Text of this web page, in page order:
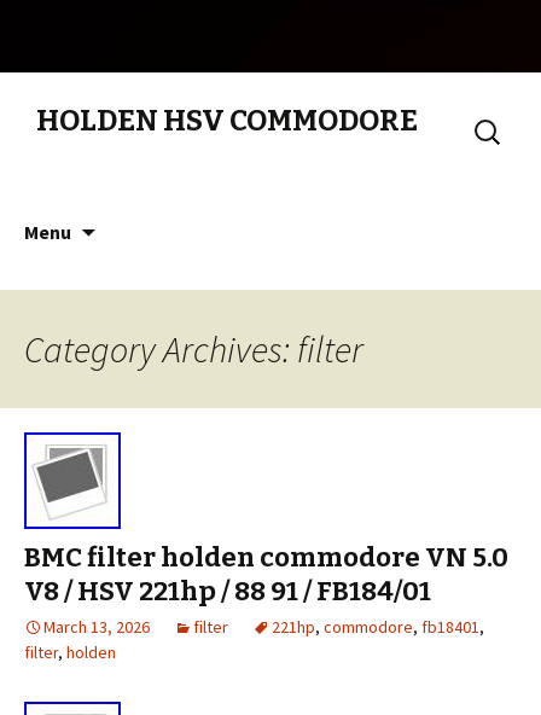
HOLDEN HSV COMMODORE
Search
for:
Menu
Category Archives: filter
BMC filter holden commodore VN 5.0
V8 / HSV 221hp / 88 91 / FB184/01
March 13, 2026 filter 221hp, commodore, fb18401,
filter, holden